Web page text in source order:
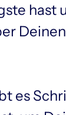
hast
es